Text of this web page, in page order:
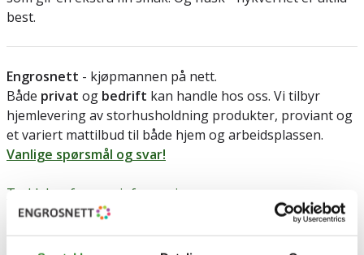
best.
Engrosnett - kjøpmannen på nett.
Både privat og bedrift kan handle hos oss. Vi tilbyr
hjemlevering av storhusholdning produkter, proviant og
et variert mattilbud til både hjem og arbeidsplassen.
Vanlige spørsmål og svar!
Trykk her for mer informasjon om varen.